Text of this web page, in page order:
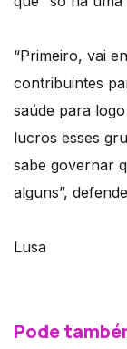
“Primeiro, vai
contribuintes
saúde para
lucros esses
sabe governar
alguns”,
Lusa
Pode